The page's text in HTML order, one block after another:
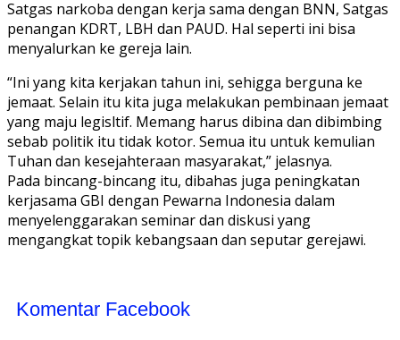
Satgas narkoba dengan kerja sama dengan BNN, Satgas
penangan KDRT, LBH dan PAUD. Hal seperti ini bisa
menyalurkan ke gereja lain.
“Ini yang kita kerjakan tahun ini, sehigga berguna ke
jemaat. Selain itu kita juga melakukan pembinaan jemaat
yang maju legisltif. Memang harus dibina dan dibimbing
sebab politik itu tidak kotor. Semua itu untuk kemulian
Tuhan dan kesejahteraan masyarakat,” jelasnya.
Pada bincang-bincang itu, dibahas juga peningkatan
kerjasama GBI dengan Pewarna Indonesia dalam
menyelenggarakan seminar dan diskusi yang
mengangkat topik kebangsaan dan seputar gerejawi.
Komentar Facebook